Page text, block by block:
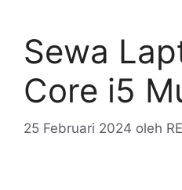
Sewa
Core i5
25 Februari 2024 oleh